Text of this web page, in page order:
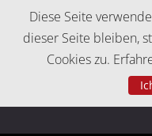
Diese Seite
dieser Seite bleiben,
Cookies zu.
Cookie-Einstellungen